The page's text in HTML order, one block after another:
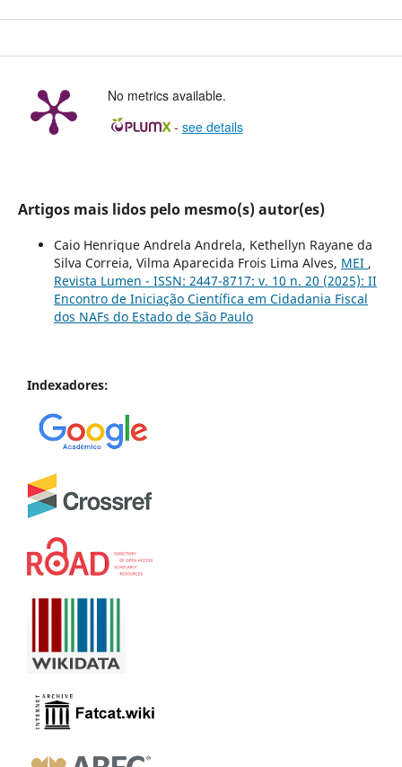
No metrics available.
- see details
Artigos mais lidos pelo mesmo(s) autor(es)
Caio Henrique Andrela Andrela, Kethellyn Rayane da
Silva Correia, Vilma Aparecida Frois Lima Alves, MEI ,
Revista Lumen - ISSN: 2447-8717: v. 10 n. 20 (2025): II
Encontro de Iniciação Científica em Cidadania Fiscal
dos NAFs do Estado de São Paulo
Indexadores: